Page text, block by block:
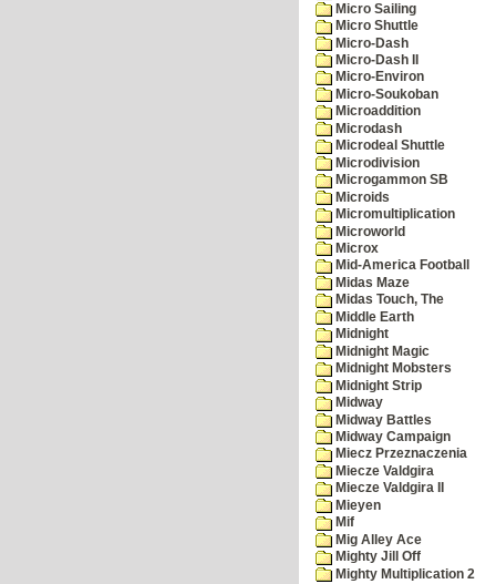
Micro Sailing
Micro Shuttle
Micro-Dash
Micro-Dash II
Micro-Environ
Micro-Soukoban
Microaddition
Microdash
Microdeal Shuttle
Microdivision
Microgammon SB
Microids
Micromultiplication
Microworld
Microx
Mid-America Football
Midas Maze
Midas Touch, The
Middle Earth
Midnight
Midnight Magic
Midnight Mobsters
Midnight Strip
Midway
Midway Battles
Midway Campaign
Miecz Przeznaczenia
Miecze Valdgira
Miecze Valdgira II
Mieyen
Mif
Mig Alley Ace
Mighty Jill Off
Mighty Multiplication 2